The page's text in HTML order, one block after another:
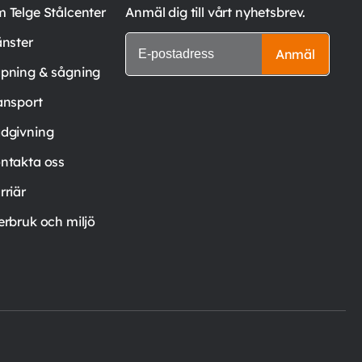
Telge Stålcenter
& sågning
oss
och miljö
Anmäl dig till vårt nyhetsbrev.
Anmäl